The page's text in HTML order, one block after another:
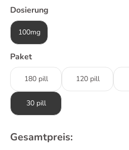
Dosierung
100mg
Paket
180 pill 120 pill
30 pill
Gesamtpreis: